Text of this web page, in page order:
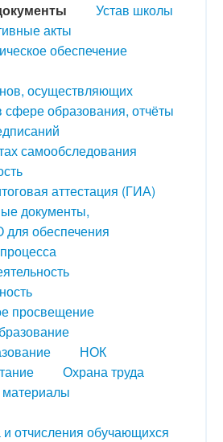
Устав школы
акты
обеспечение
осуществляющих
сфере образования, отчёты
самообследования
аттестация (ГИА)
документы,
обеспечения
просвещение
НОК
Охрана труда
отчисления обучающихся